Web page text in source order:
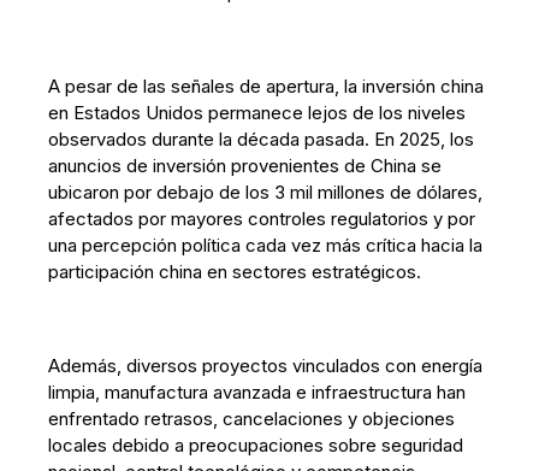
A pesar de las señales de apertura, la inversión china
en Estados Unidos permanece lejos de los niveles
observados durante la década pasada. En 2025, los
anuncios de inversión provenientes de China se
ubicaron por debajo de los 3 mil millones de dólares,
afectados por mayores controles regulatorios y por
una percepción política cada vez más crítica hacia la
participación china en sectores estratégicos.
Además, diversos proyectos vinculados con energía
limpia, manufactura avanzada e infraestructura han
enfrentado retrasos, cancelaciones y objeciones
locales debido a preocupaciones sobre seguridad